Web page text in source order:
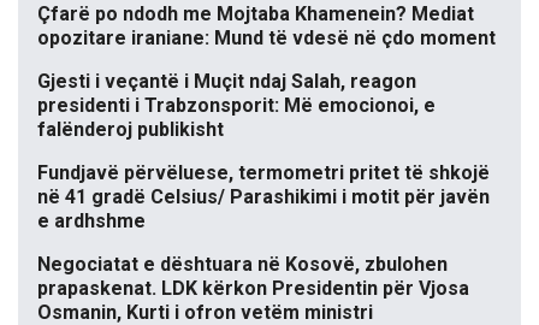
Çfarë po ndodh me Mojtaba Khamenein? Mediat
opozitare iraniane: Mund të vdesë në çdo moment
Gjesti i veçantë i Muçit ndaj Salah, reagon
presidenti i Trabzonsporit: Më emocionoi, e
falënderoj publikisht
Fundjavë përvëluese, termometri pritet të shkojë
në 41 gradë Celsius/ Parashikimi i motit për javën
e ardhshme
Negociatat e dështuara në Kosovë, zbulohen
prapaskenat. LDK kërkon Presidentin për Vjosa
Osmanin, Kurti i ofron vetëm ministri